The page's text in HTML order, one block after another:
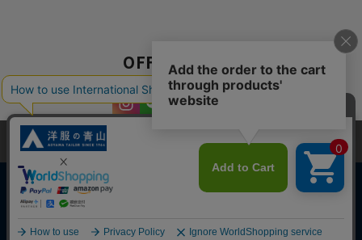
OFFICIAL SNS
Copyright © AOYAMA TRADING Co.,Ltd. All Rights Reserved
当サイトでは、快適な閲覧体験とコンテンツ改善のためにCookieを使用
しています。閲覧を続けることで、Cookieの使用に同意したものとみな
します。詳細については
同意して閉じる